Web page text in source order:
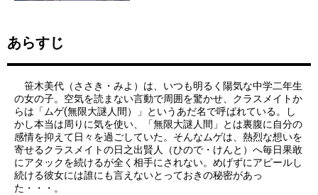
あらすじ
笹木美代（ささき・みよ）は、いつも明るく陽気な中学二年生
の女の子。空気を読まない言動で周囲を驚かせ、クラスメイトか
らは「ムゲ(無限大謎人間）」というあだ名で呼ばれている。し
かし本当は周りに気を使い、「無限大謎人間」とは裏腹に自分の
感情を抑えて日々を過ごしていた。そんなムゲは、熱烈な想いを
寄せるクラスメイトの日之出賢人（ひので・けんと）へ毎日果敢
にアタックを続けるが全く相手にされない。めげずにアピールし
続ける彼女には誰にも言えないとっておきの秘密があっ
た・・・。